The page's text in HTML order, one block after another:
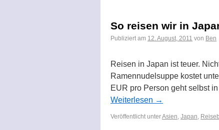
So reisen wir in
Publiziert am 12. August, 2011 von Ben
Reisen in Japan ist teuer.
Ramennudelsuppe kostet
EUR pro Person geht selbst
Weiterlesen →
Veröffentlicht unterAsien, Japan,